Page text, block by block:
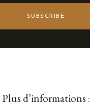
SUBSCRIBE
Plus d’informations :